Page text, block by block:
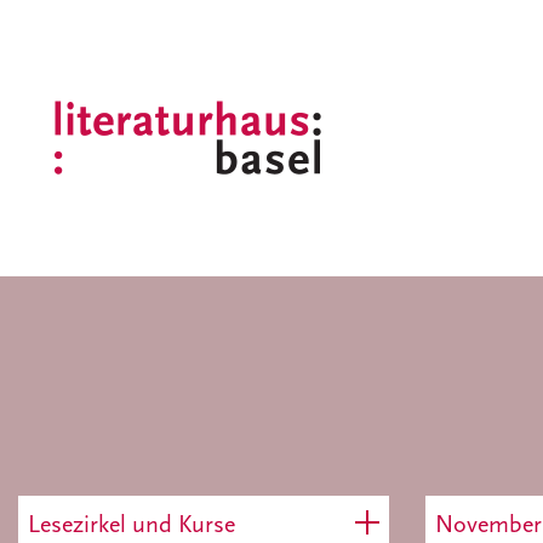
Lesezirkel und Kurse November